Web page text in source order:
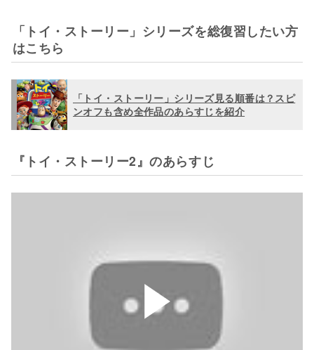
「トイ・ストーリー」シリーズを総復習したい方
はこちら
「トイ・ストーリー」シリーズ見る順番は？スピ
ンオフも含め全作品のあらすじを紹介
『トイ・ストーリー2』のあらすじ